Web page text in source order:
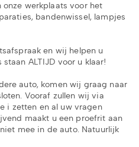
werkplaats voor het
bandenwissel, lampjes
en wij helpen u
ALTIJD voor u klaar!
auto, komen wij graag naar
Vooraf zullen wij via
i zetten en al uw vragen
maakt u een proefrit aan
mee in de auto. Natuurlijk